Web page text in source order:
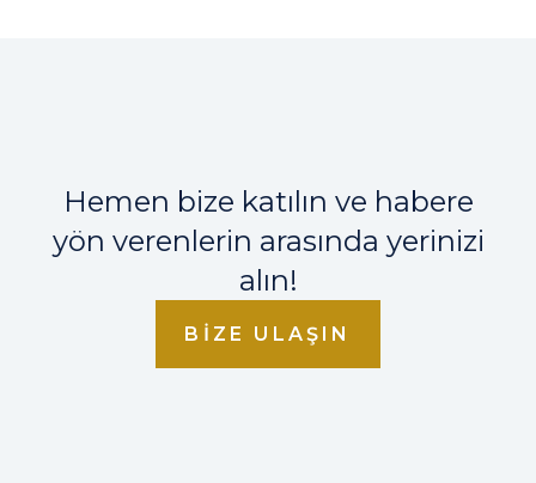
Hemen bize katılın ve habere
yön verenlerin arasında yerinizi
alın!
BIZE ULAŞIN